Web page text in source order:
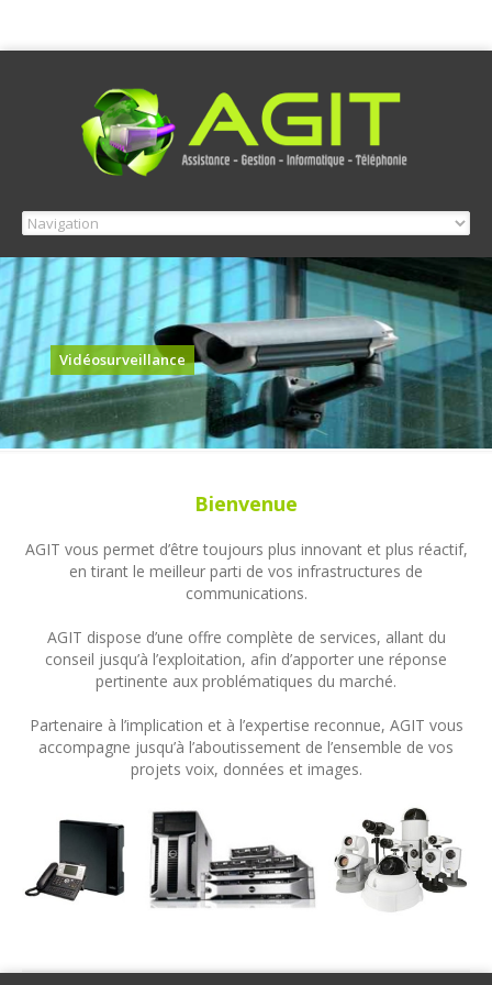
Vidéosurveillance
Bienvenue
AGIT vous permet d’être toujours plus innovant et plus réactif,
en tirant le meilleur parti de vos infrastructures de
communications.
AGIT dispose d’une offre complète de services, allant du
conseil jusqu’à l’exploitation, afin d’apporter une réponse
pertinente aux problématiques du marché.
Partenaire à l’implication et à l’expertise reconnue, AGIT vous
accompagne jusqu’à l’aboutissement de l’ensemble de vos
projets voix, données et images.